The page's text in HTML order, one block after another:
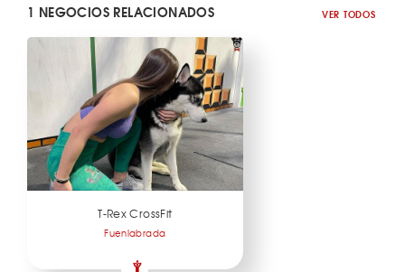
1 NEGOCIOS RELACIONADOS VER TODOS
T-Rex CrossFit
Fuenlabrada